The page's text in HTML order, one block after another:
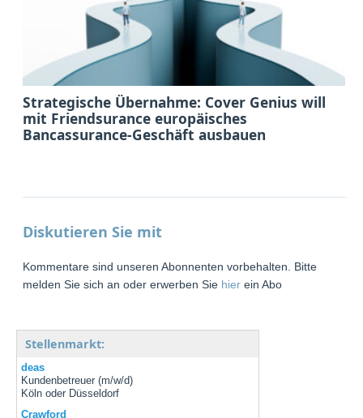
Strategische Übernahme: Cover Genius will
mit Friendsurance europäisches
Bancassurance-Geschäft ausbauen
Diskutieren Sie mit
Kommentare sind unseren Abonnenten vorbehalten. Bitte
melden Sie sich an oder erwerben Sie hier ein Abo
Stellenmarkt:
deas
Kundenbetreuer (m/w/d)
Köln oder Düsseldorf
Crawford